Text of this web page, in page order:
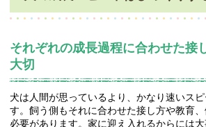
それぞれの成長過程に合わせた接
大切
犬は人間が思っているより、かなり速いス
す。飼う側もそれに合わせた接し方や教育
必要があります。家に迎え入れるからには大